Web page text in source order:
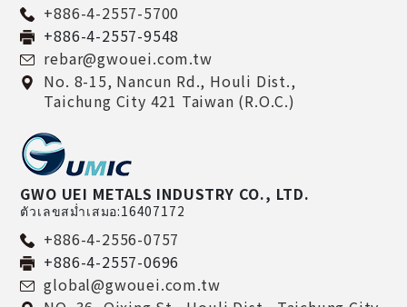
+886-4-2557-5700
+886-4-2557-9548
rebar@gwouei.com.tw
No. 8-15, Nancun Rd., Houli Dist.,
Taichung City 421 Taiwan (R.O.C.)
GWO UEI METALS INDUSTRY CO., LTD.
ตัวเลขสม่ำเสมอ:16407172
+886-4-2556-0757
+886-4-2557-0696
global@gwouei.com.tw